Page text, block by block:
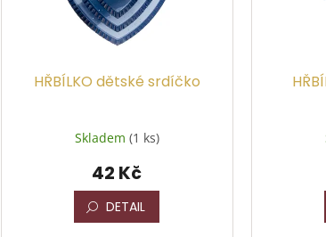
HŘBÍLKO dětské srdíčko
Skladem (1 ks)
42 Kč
DETAIL